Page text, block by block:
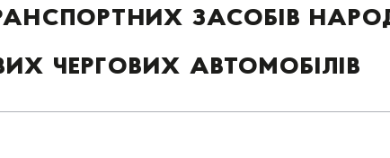
засобів
чергових автомобілів